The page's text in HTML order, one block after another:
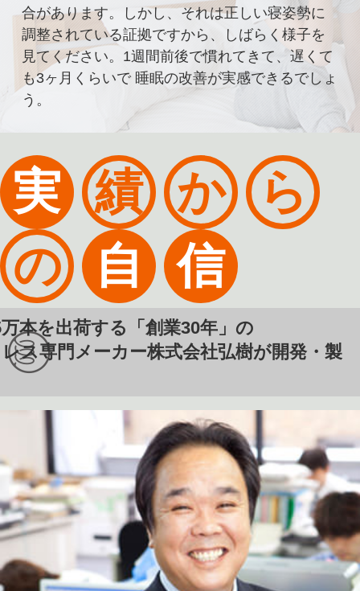
合があります。しかし、それは正しい寝姿勢に
調整されている証拠ですから、しばらく様子を
見てください。1週間前後で慣れてきて、遅くて
も3ヶ月くらいで 睡眠の改善が実感できるでしょ
う。
実 績 か
ら
の
自 信
本を出荷する「創業30年」の
ス専門メーカー株式会社弘樹が開発・製